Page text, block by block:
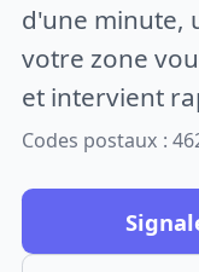
d'une minute,
votre zone
et intervient
Codes postaux :